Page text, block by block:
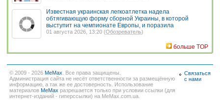
Известная украинская легкоатлетка надела
обтягивающую форму сборной Украины, в которой
выступит на чемпионате Европы, и поразила
01 августа 2026, 13:20 (Обозреватель)
больше TOP
© 2009 - 2026 MeMax . Все права защищены.
Администрация сайта не несёт ответственности за размещённую
информацию, а так же ее достоверность. Использование
материалов MeMax разрешается только при условии ссылки (для
интернет-изданий - гиперссылки) на MeMax.com.ua.
Связаться
с нами